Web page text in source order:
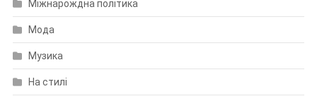
Міжнарождна політика
Мода
Музика
На стилі